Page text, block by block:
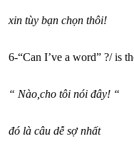
xin tùy bạn chọn thôi!
6-“Can I’ve a word” ?/ is
“ Nào,cho tôi nói đây! “
đó là câu dễ sợ nhất